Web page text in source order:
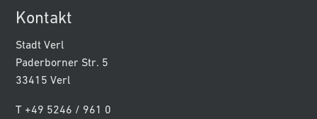
Kontakt
Stadt Verl
Paderborner Str. 5
33415 Verl
T +49 5246 / 961 0